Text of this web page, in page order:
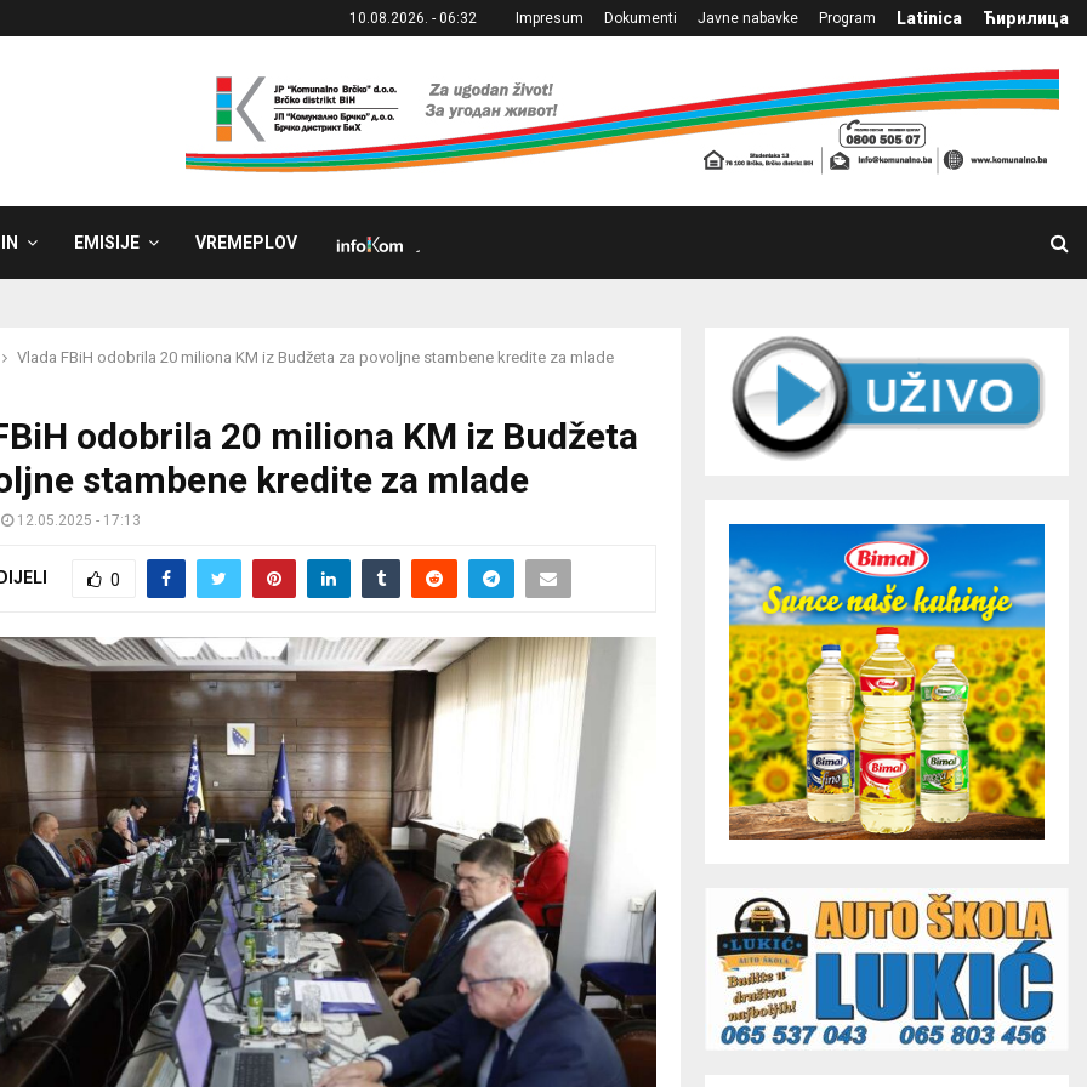
10.08.2026. - 06:32 Impresum Dokumenti Javne nabavke Program Latinica Ћирилица
EMISIJE VREMEPLOV
Vlada FBiH odobrila 20 miliona KM iz Budžeta za povoljne stambene kredite za mlade
odobrila 20 miliona KM iz Budžeta
stambene kredite za mlade
12.05.2025 - 17:13
0